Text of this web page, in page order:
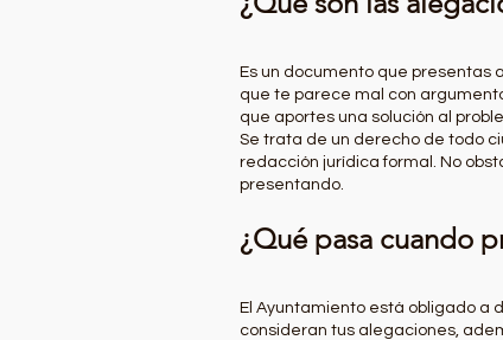
Es un documento que presentas
que te parece mal con
que aportes una solución al
Se trata de un derecho de todo
redacción jurídica formal. No
presentando.
¿Qué pasa cuando
El Ayuntamiento está obligado a
consideran tus alegaciones,